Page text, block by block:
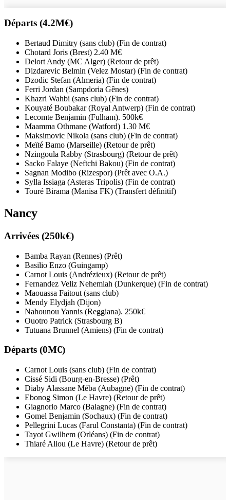
Départs (4.2M€)
Bertaud Dimitry (sans club) (Fin de contrat)
Chotard Joris (Brest) 2.40 M€
Delort Andy (MC Alger) (Retour de prêt)
Dizdarevic Belmin (Velez Mostar) (Fin de contrat)
Dzodic Stefan (Almeria) (Fin de contrat)
Ferri Jordan (Sampdoria Gênes)
Khazri Wahbi (sans club) (Fin de contrat)
Kouyaté Boubakar (Royal Antwerp) (Fin de contrat)
Lecomte Benjamin (Fulham). 500k€
Maamma Othmane (Watford) 1.30 M€
Maksimovic Nikola (sans club) (Fin de contrat)
Meïté Bamo (Marseille) (Retour de prêt)
Nzingoula Rabby (Strasbourg) (Retour de prêt)
Sacko Falaye (Neftchi Bakou) (Fin de contrat)
Sagnan Modibo (Rizespor) (Prêt avec O.A.)
Sylla Issiaga (Asteras Tripolis) (Fin de contrat)
Touré Birama (Manisa FK) (Transfert définitif)
Nancy
Arrivées (250k€)
Bamba Rayan (Rennes) (Prêt)
Basilio Enzo (Guingamp)
Carnot Louis (Andrézieux) (Retour de prêt)
Fernandez Veliz Nehemiah (Dunkerque) (Fin de contrat)
Maouassa Faitout (sans club)
Mendy Elydjah (Dijon)
Nahounou Yannis (Reggiana). 250k€
Ouotro Patrick (Strasbourg B)
Tutuana Brunnel (Amiens) (Fin de contrat)
Départs (0M€)
Carnot Louis (sans club) (Fin de contrat)
Cissé Sidi (Bourg-en-Bresse) (Prêt)
Diaby Alassane Méba (Aubagne) (Fin de contrat)
Ebonog Simon (Le Havre) (Retour de prêt)
Giagnorio Marco (Balagne) (Fin de contrat)
Gomel Benjamin (Sochaux) (Fin de contrat)
Pellegrini Lucas (Farul Constanta) (Fin de contrat)
Tayot Gwilhem (Orléans) (Fin de contrat)
Thiaré Aliou (Le Havre) (Retour de prêt)